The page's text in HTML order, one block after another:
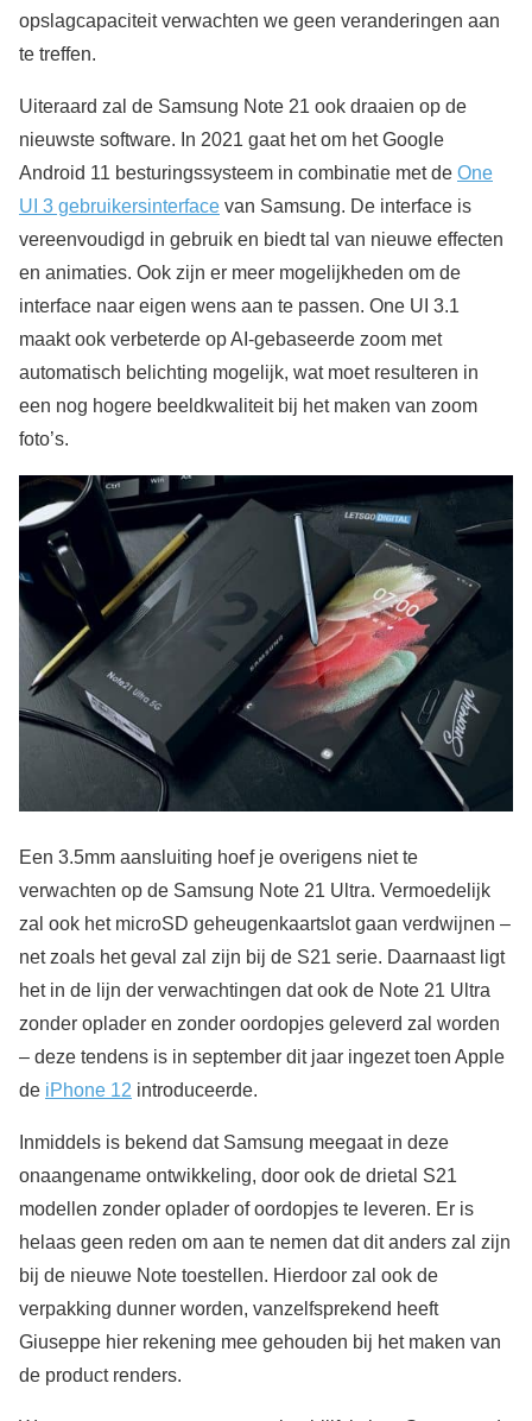
opslagcapaciteit verwachten we geen veranderingen aan
te treffen.
Uiteraard zal de Samsung Note 21 ook draaien op de
nieuwste software. In 2021 gaat het om het Google
Android 11 besturingssysteem in combinatie met de One
UI 3 gebruikersinterface van Samsung. De interface is
vereenvoudigd in gebruik en biedt tal van nieuwe effecten
en animaties. Ook zijn er meer mogelijkheden om de
interface naar eigen wens aan te passen. One UI 3.1
maakt ook verbeterde op AI-gebaseerde zoom met
automatisch belichting mogelijk, wat moet resulteren in
een nog hogere beeldkwaliteit bij het maken van zoom
foto’s.
Een 3.5mm aansluiting hoef je overigens niet te
verwachten op de Samsung Note 21 Ultra. Vermoedelijk
zal ook het microSD geheugenkaartslot gaan verdwijnen –
net zoals het geval zal zijn bij de S21 serie. Daarnaast ligt
het in de lijn der verwachtingen dat ook de Note 21 Ultra
zonder oplader en zonder oordopjes geleverd zal worden
– deze tendens is in september dit jaar ingezet toen Apple
de iPhone 12 introduceerde.
Inmiddels is bekend dat Samsung meegaat in deze
onaangename ontwikkeling, door ook de drietal S21
modellen zonder oplader of oordopjes te leveren. Er is
helaas geen reden om aan te nemen dat dit anders zal zijn
bij de nieuwe Note toestellen. Hierdoor zal ook de
verpakking dunner worden, vanzelfsprekend heeft
Giuseppe hier rekening mee gehouden bij het maken van
de product renders.